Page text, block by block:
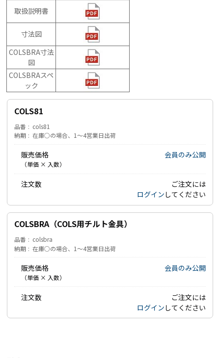
取扱説明書
寸法図
COLSBRA寸法
図
COLSBRAスペ
ック
COLS81
品番
cols81
納期
在庫○の場合、1～4営業日出荷
販売価格
（単価 × 入数）
会員のみ公開
注文数
ご注文には
ログイン してください
COLSBRA（COLS用チルト金具）
品番
colsbra
納期
在庫○の場合、1～4営業日出荷
販売価格
（単価 × 入数）
会員のみ公開
注文数
ご注文には
ログイン してください